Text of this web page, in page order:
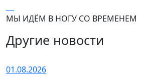
МЫ ИДЁМ В НОГУ СО ВРЕМЕНЕМ
Другие новости
01.08.2026